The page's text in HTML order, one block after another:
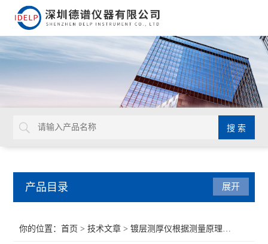
产品目录 展开
你的位置：首页 >技术文章 > 镀层测厚仪根据测量原理一般有以下五种类型